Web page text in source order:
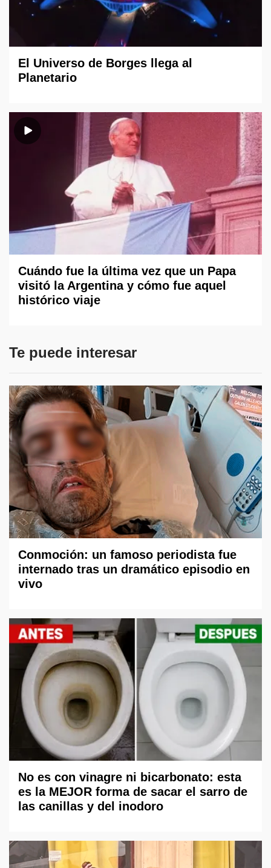
El Universo de Borges llega al
Planetario
Cuándo fue la última vez que un Papa
visitó la Argentina y cómo fue aquel
histórico viaje
Te puede interesar
Conmoción: un famoso periodista fue
internado tras un dramático episodio en
vivo
No es con vinagre ni bicarbonato: esta
es la MEJOR forma de sacar el sarro de
las canillas y del inodoro